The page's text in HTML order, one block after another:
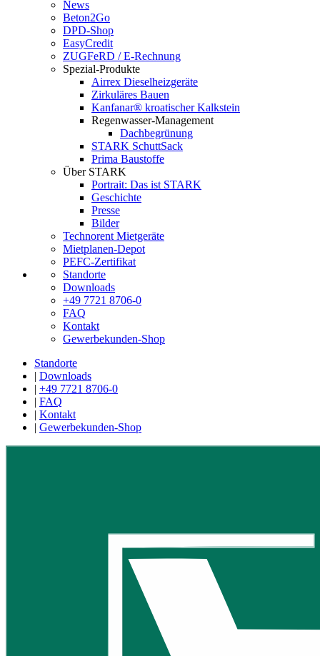
News
Beton2Go
DPD-Shop
EasyCredit
ZUGFeRD / E-Rechnung
Spezial-Produkte
Airrex Dieselheizgeräte
Zirkuläres Bauen
Kanfanar® kroatischer Kalkstein
Regenwasser-Management
Dachbegrünung
STARK SchuttSack
Prima Baustoffe
Über STARK
Portrait: Das ist STARK
Geschichte
Presse
Bilder
Technorent Mietgeräte
Mietplanen-Depot
PEFC-Zertifikat
Standorte
Downloads
+49 7721 8706-0
FAQ
Kontakt
Gewerbekunden-Shop
Standorte
| Downloads
| +49 7721 8706-0
| FAQ
| Kontakt
| Gewerbekunden-Shop